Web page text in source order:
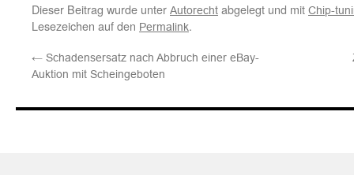
Dieser Beitrag wurde unter Autorecht abgelegt und mit Chip-
Lesezeichen auf den Permalink.
← Schadensersatz nach Abbruch einer eBay-
Auktion mit Scheingeboten